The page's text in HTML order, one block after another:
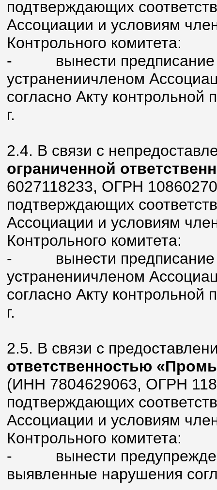
подтверждающих
Ассоциации и условиям
Контрольного комитета:
- вынести предписание
устранениичленом
согласно Акту
г.
2.4. В связи с
ограниченной
6027118233, ОГРН
подтверждающих
Ассоциации и условиям
Контрольного комитета:
- вынести предписание
устранениичленом
согласно Акту
г.
2.5. В связи с
ответственностью
(ИНН 7804629063, ОГРН
подтверждающих
Ассоциации и условиям
Контрольного комитета:
- вынести
выявленные нарушения